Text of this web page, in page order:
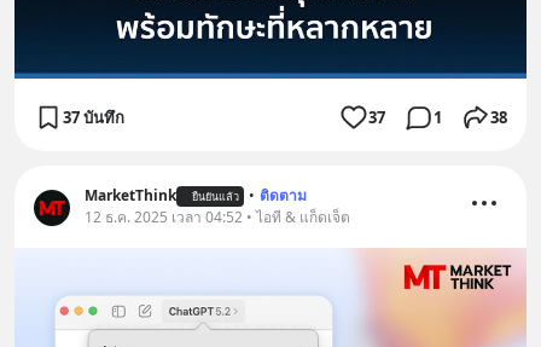
37 บันทึก 37 1 38
MarketThink ยืนยันแล้ว • ติดตาม
12 ธ.ค. 2025 เวลา 04:52 • ไอที & แก็ดเจ็ต